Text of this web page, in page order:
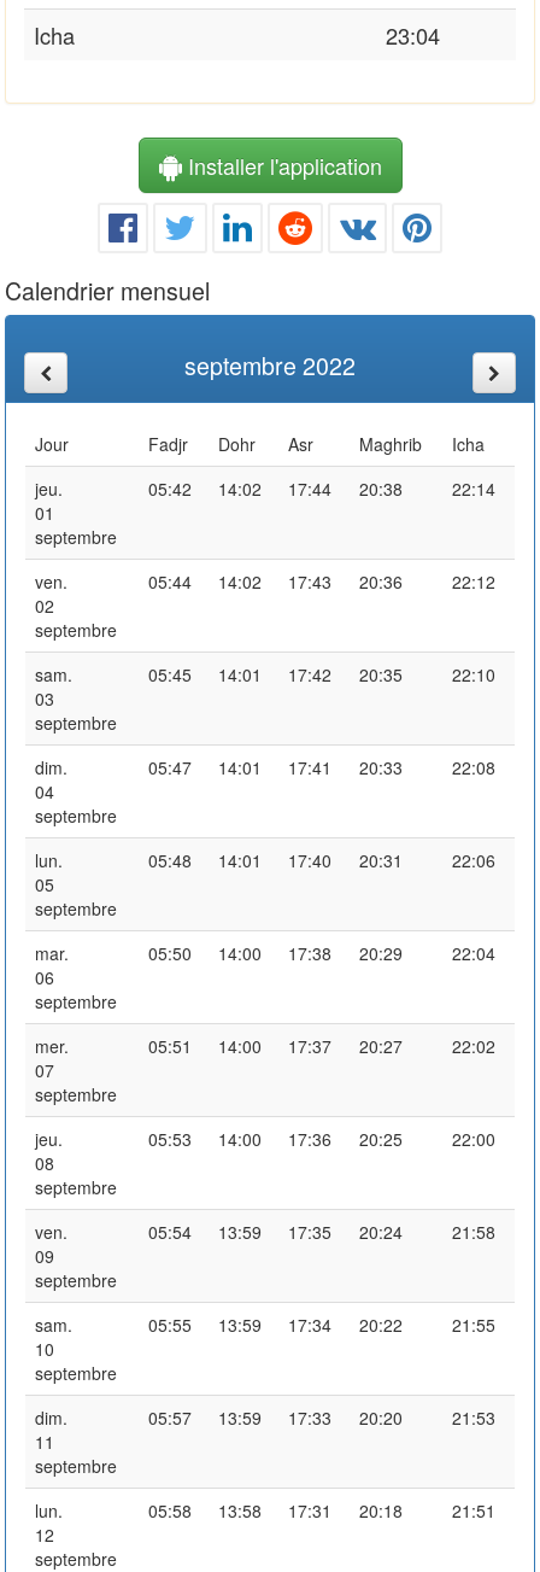
Icha
23:04
Installer l'application
Calendrier mensuel
septembre 2022
Jour Fadjr Dohr Asr Maghrib
Icha
jeu.
01
septembre
05:42 14:02 17:44 20:38 22:14
ven.
02
septembre
05:44 14:02 17:43 20:36 22:12
sam.
03
septembre
05:45 14:01 17:42 20:35 22:10
dim.
04
septembre
05:47 14:01 17:41 20:33 22:08
lun.
05
septembre
05:48 14:01 17:40 20:31 22:06
mar.
06
septembre
05:50 14:00 17:38 20:29 22:04
mer.
07
septembre
05:51 14:00 17:37 20:27 22:02
jeu.
08
septembre
05:53 14:00 17:36 20:25 22:00
ven.
09
septembre
05:54 13:59 17:35 20:24 21:58
sam.
10
septembre
05:55 13:59 17:34 20:22 21:55
dim.
11
septembre
05:57 13:59 17:33 20:20 21:53
lun.
12
septembre
05:58 13:58 17:31 20:18 21:51